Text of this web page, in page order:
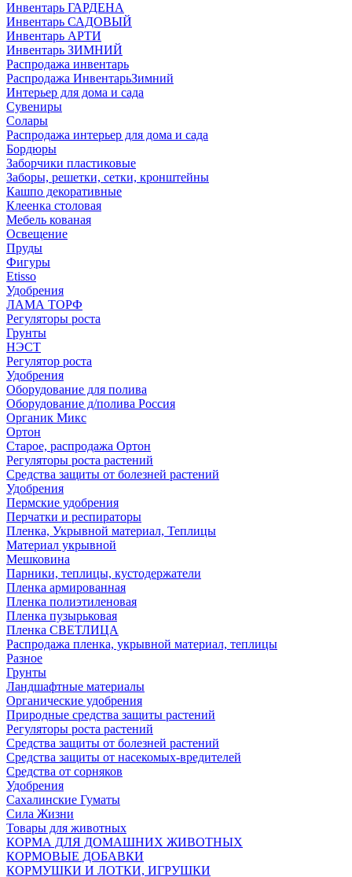
Инвентарь ГАРДЕНА
Инвентарь САДОВЫЙ
Инвентарь АРТИ
Инвентарь ЗИМНИЙ
Распродажа инвентарь
Распродажа ИнвентарьЗимний
Интерьер для дома и сада
Сувениры
Солары
Распродажа интерьер для дома и сада
Бордюры
Заборчики пластиковые
Заборы, решетки, сетки, кронштейны
Кашпо декоративные
Клеенка столовая
Мебель кованая
Освещение
Пруды
Фигуры
Etisso
Удобрения
ЛАМА ТОРФ
Регуляторы роста
Грунты
НЭСТ
Регулятор роста
Удобрения
Оборудование для полива
Оборудование д/полива Россия
Органик Микс
Ортон
Старое, распродажа Ортон
Регуляторы роста растений
Средства защиты от болезней растений
Удобрения
Пермские удобрения
Перчатки и респираторы
Пленка, Укрывной материал, Теплицы
Материал укрывной
Мешковина
Парники, теплицы, кустодержатели
Пленка армированная
Пленка полиэтиленовая
Пленка пузырьковая
Пленка СВЕТЛИЦА
Распродажа пленка, укрывной материал, теплицы
Разное
Грунты
Ландшафтные материалы
Органические удобрения
Природные средства защиты растений
Регуляторы роста растений
Средства защиты от болезней растений
Средства защиты от насекомых-вредителей
Средства от сорняков
Удобрения
Сахалинские Гуматы
Сила Жизни
Товары для животных
КОРМА ДЛЯ ДОМАШНИХ ЖИВОТНЫХ
КОРМОВЫЕ ДОБАВКИ
КОРМУШКИ И ЛОТКИ, ИГРУШКИ